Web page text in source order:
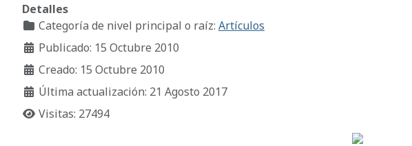
Detalles
Categoría de nivel principal o raíz: Artículos
Publicado: 15 Octubre 2010
Creado: 15 Octubre 2010
Última actualización: 21 Agosto 2017
Visitas: 27494